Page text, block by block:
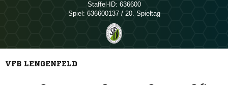
Staffel-ID: 636600
Spiel: 636600137 / 20. Spieltag
VFB LENGENFELD